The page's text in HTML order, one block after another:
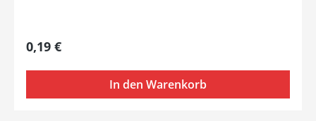
Regulärer Preis:
0,19 €
In den Warenkorb